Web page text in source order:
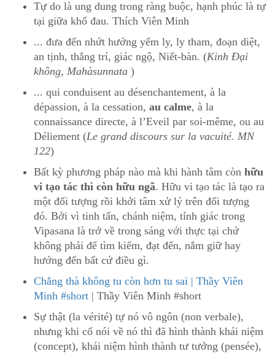
Tự do là ung dung trong ràng buộc, hạnh phúc là tự
tại giữa khổ đau. Thích Viên Minh
... đưa đến nhứt hướng yếm ly, ly tham, đoạn diệt,
an tịnh, thắng trí, giác ngộ, Niết-bàn. (Kinh Ðại
không, Mahàsunnata )
... qui conduisent au désenchantement, à la
dépassion, à la cessation, au calme, à la
connaissance directe, à l’Eveil par soi-même, ou au
Déliement (Le grand discours sur la vacuité. MN
122)
Bất kỳ phương pháp nào mà khi hành tâm còn hữu
vi tạo tác thì còn hữu ngã. Hữu vi tạo tác là tạo ra
một đối tượng rồi khởi tâm xử lý trên đối tượng
đó. Bởi vì tinh tấn, chánh niệm, tỉnh giác trong
Vipasana là trở về trong sáng với thực tại chứ
không phải để tìm kiếm, đạt đến, nắm giữ hay
hướng đến bất cứ điều gì.
Chẳng thà không tu còn hơn tu sai | Thầy Viên
Minh #short | Thầy Viên Minh #short
Sự thật (la vérité) tự nó vô ngôn (non verbale),
nhưng khi cố nói về nó thì đã hình thành khái niệm
(concept), khái niệm hình thành tư tưởng (pensée),